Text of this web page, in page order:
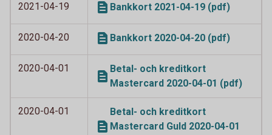
2021-04-19 Bankkort 2021-04-19 (pdf)
2020-04-20 Bankkort 2020-04-20 (pdf)
2020-04-01
Betal- och kreditkort
Mastercard 2020-04-01 (pdf)
2020-04-01
Betal- och kreditkort
Mastercard Guld 2020-04-01